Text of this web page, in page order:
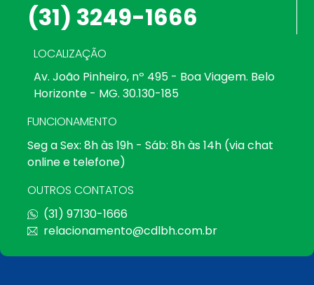
(31) 3249-1666
LOCALIZAÇÃO
Av. João Pinheiro, nº 495 - Boa Viagem. Belo
Horizonte - MG. 30.130-185
FUNCIONAMENTO
Seg a Sex: 8h às 19h - Sáb: 8h às 14h (via chat
online e telefone)
OUTROS CONTATOS
(31) 97130-1666
relacionamento@cdlbh.com.br